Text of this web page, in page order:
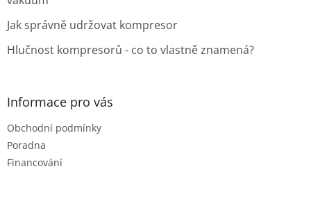
Jak správně udržovat kompresor
Hlučnost kompresorů - co to vlastně znamená?
Informace pro vás
Obchodní podmínky
Poradna
Financování